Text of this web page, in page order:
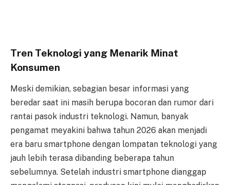
Tren Teknologi yang Menarik Minat
Konsumen
Meski demikian, sebagian besar informasi yang
beredar saat ini masih berupa bocoran dan rumor dari
rantai pasok industri teknologi. Namun, banyak
pengamat meyakini bahwa tahun 2026 akan menjadi
era baru smartphone dengan lompatan teknologi yang
jauh lebih terasa dibanding beberapa tahun
sebelumnya. Setelah industri smartphone dianggap